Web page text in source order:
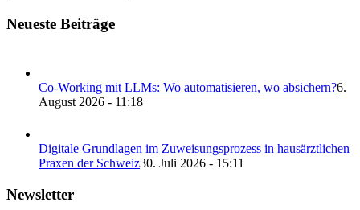
Neueste Beiträge
Co-Working mit LLMs: Wo automatisieren, wo absichern?6.
August 2026 - 11:18
Digitale Grundlagen im Zuweisungsprozess in hausärztlichen
Praxen der Schweiz30. Juli 2026 - 15:11
Newsletter